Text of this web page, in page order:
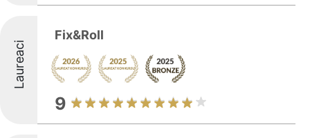
Laureaci
Fix&Roll
9